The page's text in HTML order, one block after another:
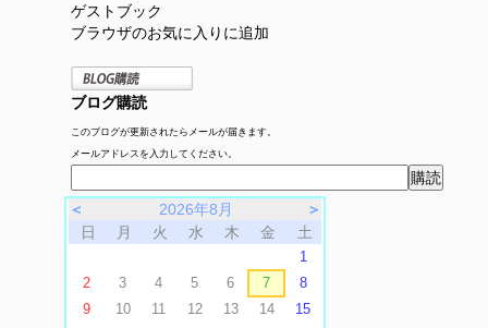
ゲストブック
ブラウザのお気に入りに追加
ブログ購読
このブログが更新されたらメールが届きます。
メールアドレスを入力してください。
＜ 2026年8月
＞
日
月 火 水 木 金 土
1
2
3 4 5 6 7
8
9
10 11 12 13 14
15